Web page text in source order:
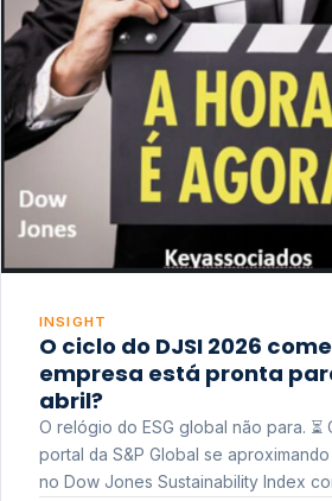
INSIGHT
O ciclo do DJSI 2026
empresa está pronta
abril?
O relógio do ESG global não para. ⏳ Com a abertura do
portal da S&P Global se
no Dow Jones Sustainability Index